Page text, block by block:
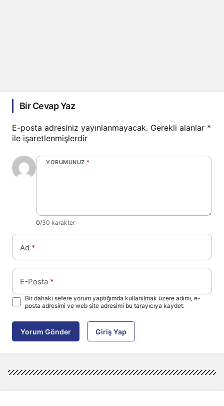
Bir Cevap Yaz
E-posta adresiniz yayınlanmayacak. Gerekli alanlar *
ile işaretlenmişlerdir
YORUMUNUZ *
0/30 karakter
Ad *
E-Posta *
Bir dahaki sefere yorum yaptığımda kullanılmak üzere adımı, e-
posta adresimi ve web site adresimi bu tarayıcıya kaydet.
Yorum Gönder Giriş Yap